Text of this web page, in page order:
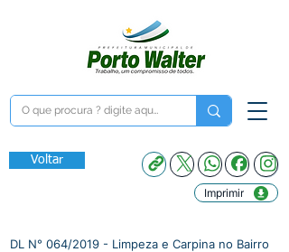
Voltar
Imprimir
DL N° 064/2019 - Limpeza e Carpina no Bairro